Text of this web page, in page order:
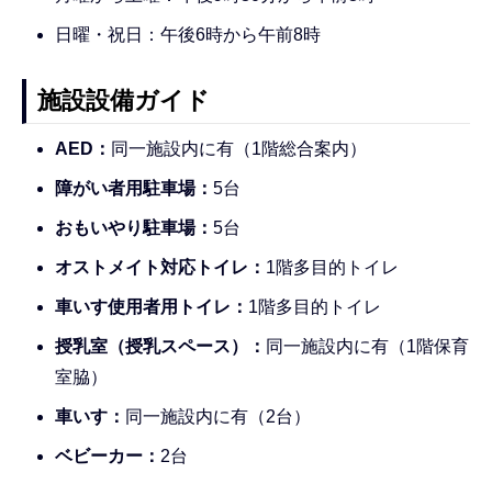
日曜・祝日：午後6時から午前8時
施設設備ガイド
AED： 同一施設内に有（1階総合案内）
障がい者用駐車場： 5台
おもいやり駐車場： 5台
オストメイト対応トイレ： 1階多目的トイレ
車いす使用者用トイレ： 1階多目的トイレ
授乳室（授乳スペース）： 同一施設内に有（1階保育
室脇）
車いす： 同一施設内に有（2台）
ベビーカー： 2台